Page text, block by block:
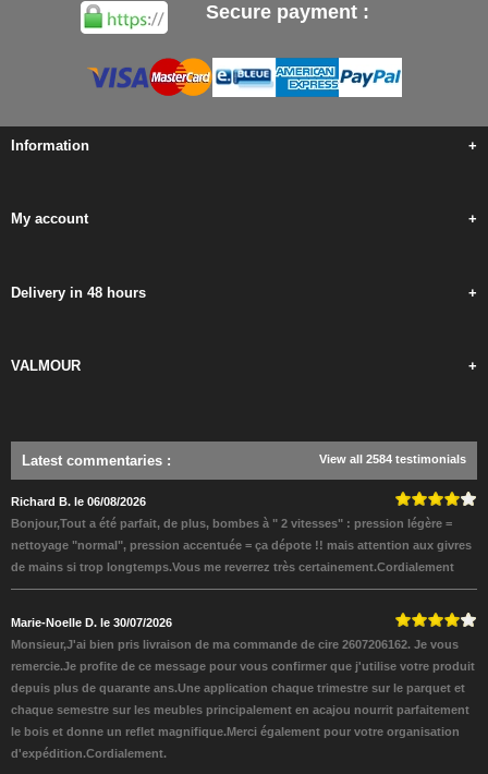
Secure payment :
Information +
My account +
Delivery in 48 hours +
VALMOUR +
Latest commentaries : View all 2584 testimonials
Richard B. le 06/08/2026
Bonjour,Tout a été parfait, de plus, bombes à " 2 vitesses" : pression légère =
nettoyage "normal", pression accentuée = ça dépote !! mais attention aux givres
de mains si trop longtemps.Vous me reverrez très certainement.Cordialement
Marie-Noelle D. le 30/07/2026
Monsieur,J'ai bien pris livraison de ma commande de cire 2607206162. Je vous
remercie.Je profite de ce message pour vous confirmer que j'utilise votre produit
depuis plus de quarante ans.Une application chaque trimestre sur le parquet et
chaque semestre sur les meubles principalement en acajou nourrit parfaitement
le bois et donne un reflet magnifique.Merci également pour votre organisation
d'expédition.Cordialement.